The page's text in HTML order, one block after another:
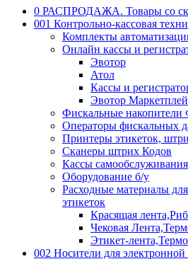
0 РАСПРОДАЖА. Товары со
001 Контрольно-кассовая
Комплекты
Онлайн кассы и
Эвотор
Атол
Кассы и
Эвотор
Фискальные
Операторы
Принтеры этикеток,
Сканеры штрих Кодов
Кассы самообслуживания
Оборудование б/у
Расходные материалы
этикеток
Красящая
Чековая
Этикет-
002 Носители для